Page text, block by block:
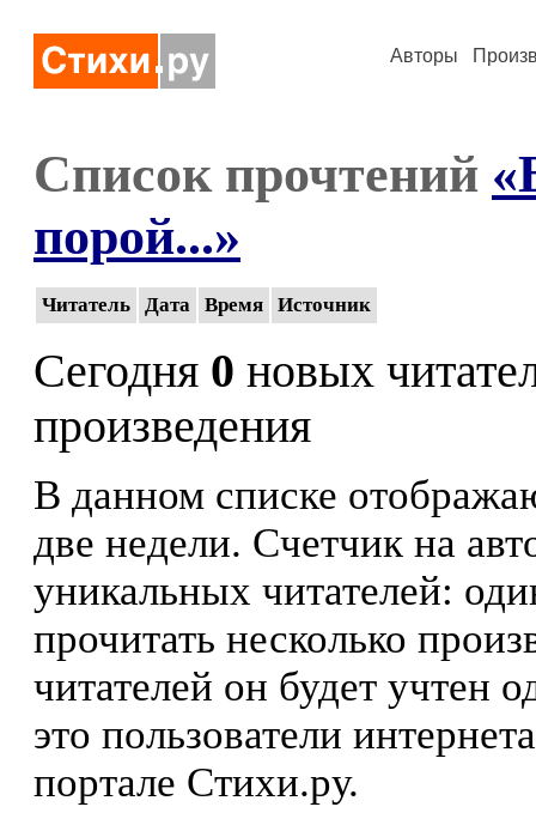
Авторы
Список прочтений
порой...»
Читатель Дата Время Источник
Сегодня 0 новых
произведения
В данном списке
две недели. Счетчик на
уникальных читателей:
прочитать несколько
читателей он будет учтен
это пользователи
портале Стихи.ру.